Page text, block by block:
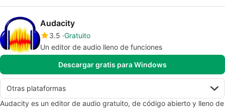
Audacity
3.5 Gratuito
Un editor de audio lleno de funciones
Descargar gratis para Windows
Otras plataformas
Audacity es un editor de audio gratuito, de código abierto y lleno de